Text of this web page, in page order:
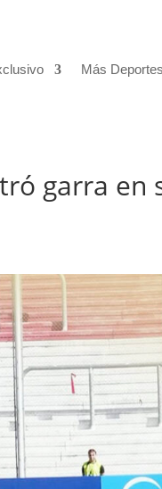
Más
garra en